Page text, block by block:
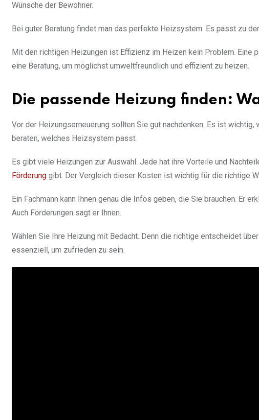
Wünsche der Bewohner.
Bei guter Beratung findet man das perfekte Heizsystem. Es passt zu
Mit den richtigen Heizungen ist Effizienz im Heizen kein Problem.
eine Beratung, um möglichst umweltfreundlich und effizient zu heizen.
Die passende Heizung finden:
Vor der Heizungserneuerung sollten Sie gut nachdenken. Es ist
beraten, welches Heizsystem passt.
Es gibt viele Heizungen zur Auswahl. Jede hat ihre Vorteile und
Förderung gibt. Der Vergleich dieser Kosten ist wichtig für die richtige
Ein Fachmann kann Ihnen genau die Infos geben, die Sie brauchen. Er
Auch Förderungen sagt er Ihnen.
Wählen Sie Ihre Heizung mit Bedacht. Denn die richtige entscheidet
essenziell, um zufrieden zu sein.